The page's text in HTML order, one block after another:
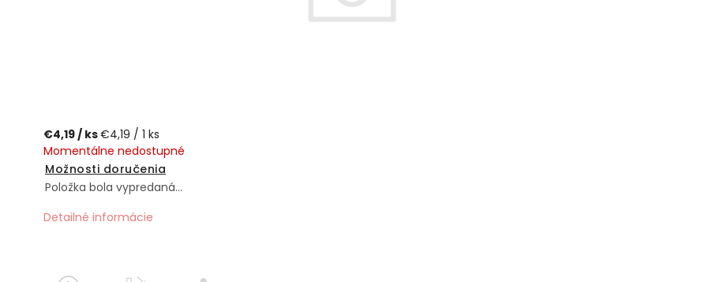
€4,19 / ks€4,19 / 1 ks
Momentálne nedostupné
Možnosti doručenia
Položka bola vypredaná…
Detailné informácie